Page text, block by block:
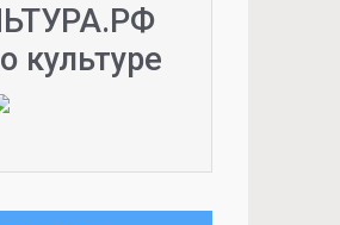
культуре